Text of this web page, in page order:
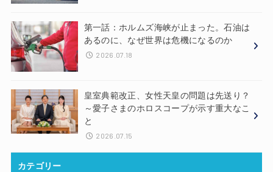
第一話：ホルムズ海峡が止まった。石油は
あるのに、なぜ世界は危機になるのか
2026.07.18
皇室典範改正、女性天皇の問題は先送り？
～愛子さまのホロスコープが示す重大なこ
と
2026.07.15
カテゴリー